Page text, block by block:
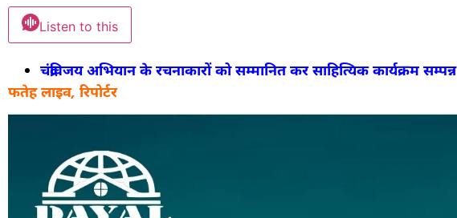
Listen to this
चंद्रविजय अभियान के रचनाकारों को सम्मानित कर साहित्यिक कार्यक्रम सम्पन्न
फतेह लाइव, रिपोर्टर